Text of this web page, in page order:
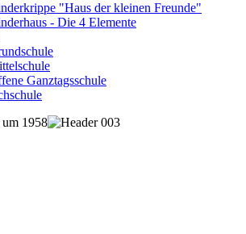
"Haus der kleinen Freunde"
- Die 4 Elemente
Ganztagsschule